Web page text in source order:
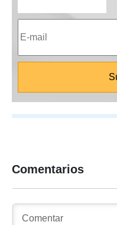
Comentarios